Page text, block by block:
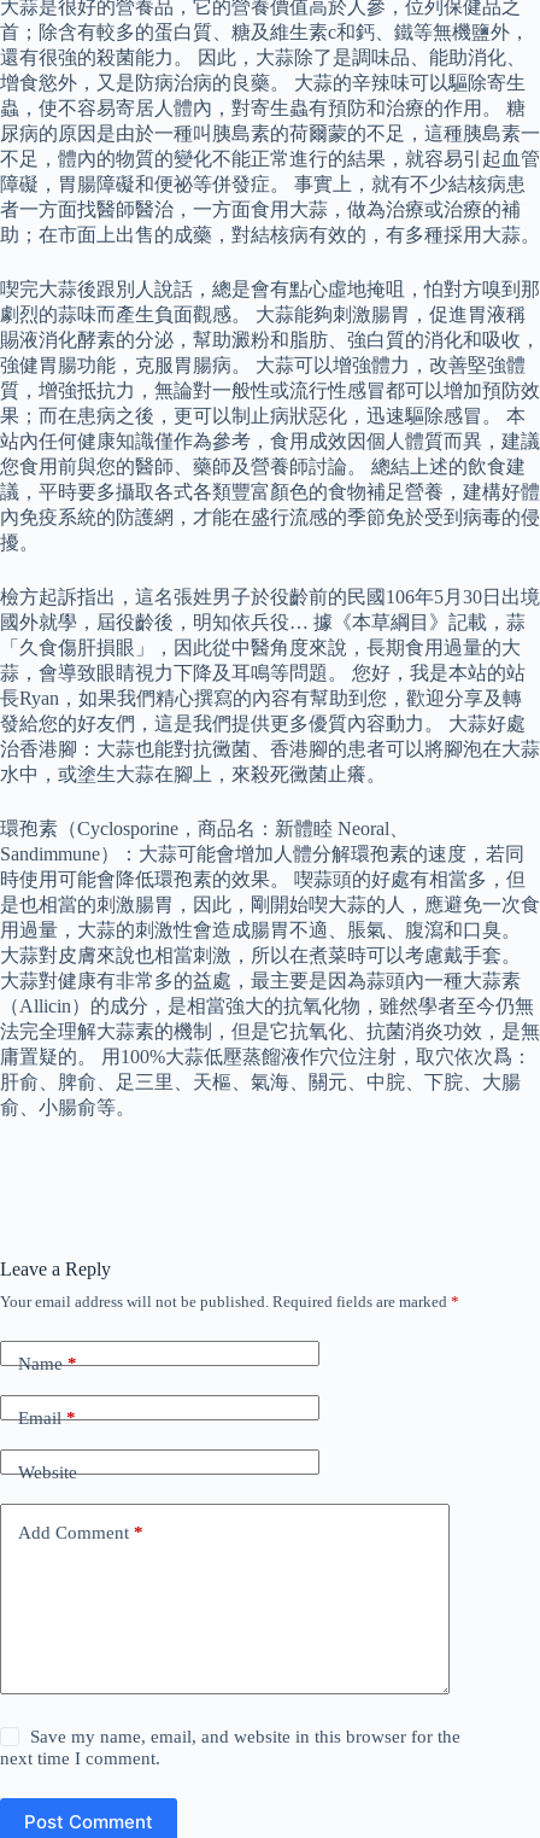
大蒜是很好的營養品，它的營養價值高於人參，位列保健品之
首；除含有較多的蛋白質、糖及維生素c和鈣、鐵等無機鹽外，
還有很強的殺菌能力。 因此，大蒜除了是調味品、能助消化、
增食慾外，又是防病治病的良藥。 大蒜的辛辣味可以驅除寄生
蟲，使不容易寄居人體內，對寄生蟲有預防和治療的作用。 糖
尿病的原因是由於一種叫胰島素的荷爾蒙的不足，這種胰島素一
不足，體內的物質的變化不能正常進行的結果，就容易引起血管
障礙，胃腸障礙和便祕等併發症。 事實上，就有不少結核病患
者一方面找醫師醫治，一方面食用大蒜，做為治療或治療的補
助；在市面上出售的成藥，對結核病有效的，有多種採用大蒜。
喫完大蒜後跟別人說話，總是會有點心虛地掩咀，怕對方嗅到那
劇烈的蒜味而產生負面觀感。 大蒜能夠刺激腸胃，促進胃液稱
賜液消化酵素的分泌，幫助澱粉和脂肪、強白質的消化和吸收，
強健胃腸功能，克服胃腸病。 大蒜可以增強體力，改善堅強體
質，增強抵抗力，無論對一般性或流行性感冒都可以增加預防效
果；而在患病之後，更可以制止病狀惡化，迅速驅除感冒。 本
站內任何健康知識僅作為參考，食用成效因個人體質而異，建議
您食用前與您的醫師、藥師及營養師討論。 總結上述的飲食建
議，平時要多攝取各式各類豐富顏色的食物補足營養，建構好體
內免疫系統的防護網，才能在盛行流感的季節免於受到病毒的侵
擾。
檢方起訴指出，這名張姓男子於役齡前的民國106年5月30日出境
國外就學，屆役齡後，明知依兵役… 據《本草綱目》記載，蒜
「久食傷肝損眼」，因此從中醫角度來說，長期食用過量的大
蒜，會導致眼睛視力下降及耳鳴等問題。 您好，我是本站的站
長Ryan，如果我們精心撰寫的內容有幫助到您，歡迎分享及轉
發給您的好友們，這是我們提供更多優質內容動力。 大蒜好處
治香港腳：大蒜也能對抗黴菌、香港腳的患者可以將腳泡在大蒜
水中，或塗生大蒜在腳上，來殺死黴菌止癢。
環孢素（Cyclosporine，商品名：新體睦 Neoral、
Sandimmune）：大蒜可能會增加人體分解環孢素的速度，若同
時使用可能會降低環孢素的效果。 喫蒜頭的好處有相當多，但
是也相當的刺激腸胃，因此，剛開始喫大蒜的人，應避免一次食
用過量，大蒜的刺激性會造成腸胃不適、脹氣、腹瀉和口臭。
大蒜對皮膚來說也相當刺激，所以在煮菜時可以考慮戴手套。
大蒜對健康有非常多的益處，最主要是因為蒜頭內一種大蒜素
（Allicin）的成分，是相當強大的抗氧化物，雖然學者至今仍無
法完全理解大蒜素的機制，但是它抗氧化、抗菌消炎功效，是無
庸置疑的。 用100%大蒜低壓蒸餾液作穴位注射，取穴依次爲：
肝俞、脾俞、足三里、天樞、氣海、關元、中脘、下脘、大腸
俞、小腸俞等。
Leave a Reply
Your email address will not be published. Required fields are marked *
Name*
Email*
Website
Add Comment *
Save my name, email, and website in this browser for the
next time I comment.
Post Comment